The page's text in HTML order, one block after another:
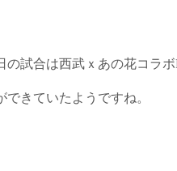
試合は西武ｘあの花コラボ
きていたようですね。